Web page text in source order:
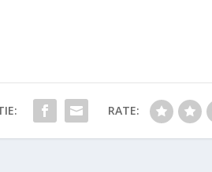
RATE: